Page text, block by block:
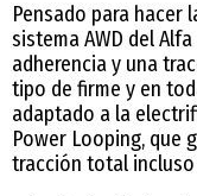
Pensado para hacer
sistema AWD del
adherencia y una
tipo de firme y en
adaptado a la
Power Looping, que
tracción total